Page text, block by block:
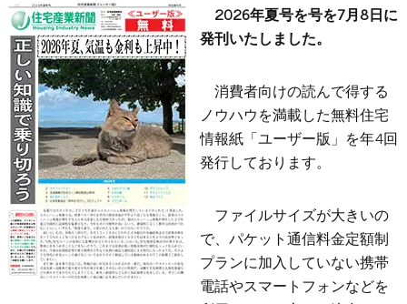
2026年夏号を号を7月8日に
発刊いたしました。
消費者向けの読んで得する
ノウハウを満載した無料住宅
情報紙「ユーザー版」を年4回
発行しております。
ファイルサイズが大きいの
で、パケット通信料金定額制
プランに加入していない携帯
電話やスマートフォンなどを